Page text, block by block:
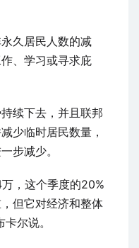
久居民人数的减
、学习或寻求庇
续下去，并且联邦
少临时居民数量，
步减少。
，这个季度的20%
但它对经济和整体
尔说。